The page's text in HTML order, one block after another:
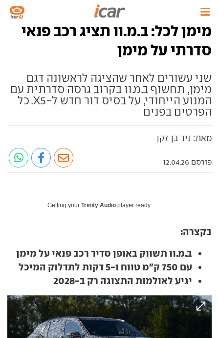
מימן לכל: ב.מ.וו תציג רכב פנאי
סדרתי על מימן
שני עשורים לאחר שהציגה לראשונה דגם
מימן, תחשוף ב.מ.וו בקרוב גרסה סדרתית עם
המנוע הייחודי, על בסיס דור חדש ל-X5. כל
הפרטים בפנים
מאת: ניר בן זקן
פורסם 12.04.26
Getting your Trinity Audio player ready...
בקצרה:
ב.מ.וו תשווק באופן סדיר רכב פנאי על מימן
עם 750 ק"מ טווח ו-5 דקות לתדלוק המיכל
יגיע לאולמות התצוגה רק ב-2028